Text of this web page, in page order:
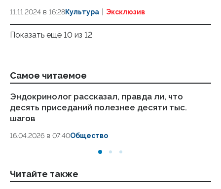
11.11.2024 в 16:28Культура Эксклюзив
Показать ещё 10 из 12
Самое читаемое
Эндокринолог рассказал, правда ли, что
десять приседаний полезнее десяти тыс.
шагов
16.04.2026 в 07:40Общество
Читайте также